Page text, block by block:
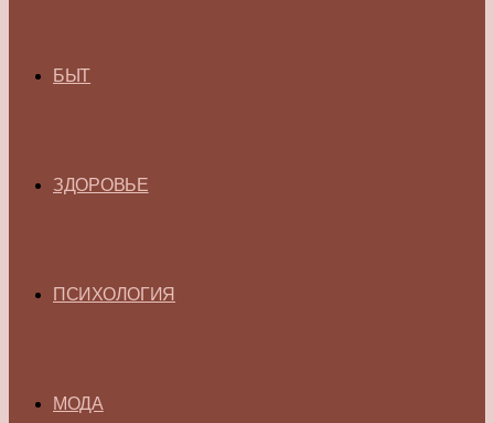
БЫТ
ЗДОРОВЬЕ
ПСИХОЛОГИЯ
МОДА